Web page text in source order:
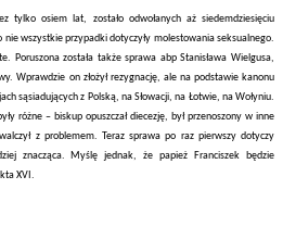
tylko osiem lat, zostało odwołanych aż siedemdziesięciu
wszystkie przypadki dotyczyły molestowania seksualnego.
Poruszona została także sprawa abp Stanisława Wielgusa,
Wprawdzie on złożył rezygnację, ale na podstawie kanonu
sąsiadujących z Polską, na Słowacji, na Łotwie, na Wołyniu.
różne – biskup opuszczał diecezję, był przenoszony w inne
z problemem. Teraz sprawa po raz pierwszy dotyczy
znacząca. Myślę jednak, że papież Franciszek będzie
XVI.